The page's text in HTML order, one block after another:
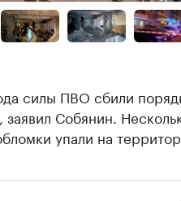
силы ПВО сбили
Собянин.
упали на